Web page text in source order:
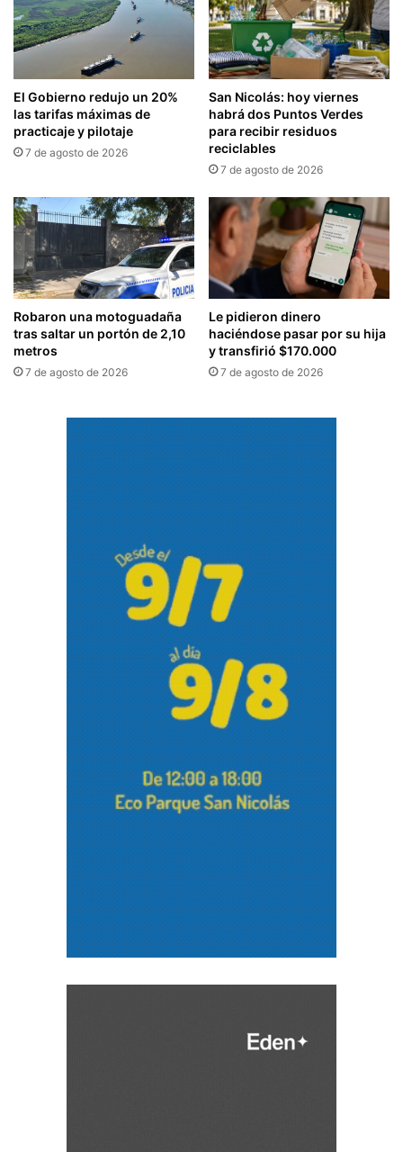
El Gobierno redujo un 20%
las tarifas máximas de
practicaje y pilotaje
7 de agosto de 2026
San Nicolás: hoy viernes
habrá dos Puntos Verdes
para recibir residuos
reciclables
7 de agosto de 2026
Robaron una motoguadaña
tras saltar un portón de 2,10
metros
7 de agosto de 2026
Le pidieron dinero
haciéndose pasar por su hija
y transfirió $170.000
7 de agosto de 2026